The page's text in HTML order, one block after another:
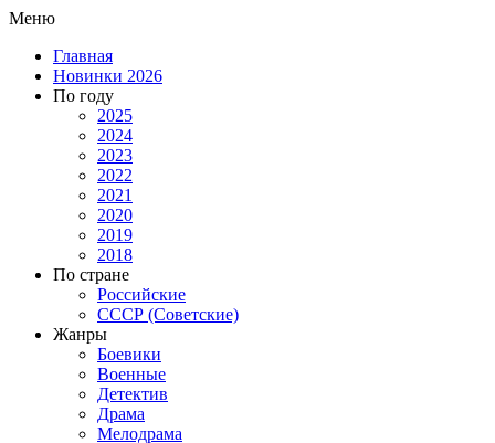
Меню
Главная
Новинки 2026
По году
2025
2024
2023
2022
2021
2020
2019
2018
По стране
Российские
СССР (Советские)
Жанры
Боевики
Военные
Детектив
Драма
Мелодрама